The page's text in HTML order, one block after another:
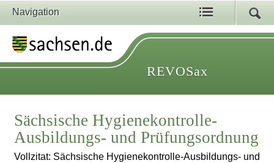
Navigation
REVOSax
Sächsische Hygienekontrolle-
Ausbildungs- und Prüfungsordnung
Vollzitat: Sächsische Hygienekontrolle-Ausbildungs- und